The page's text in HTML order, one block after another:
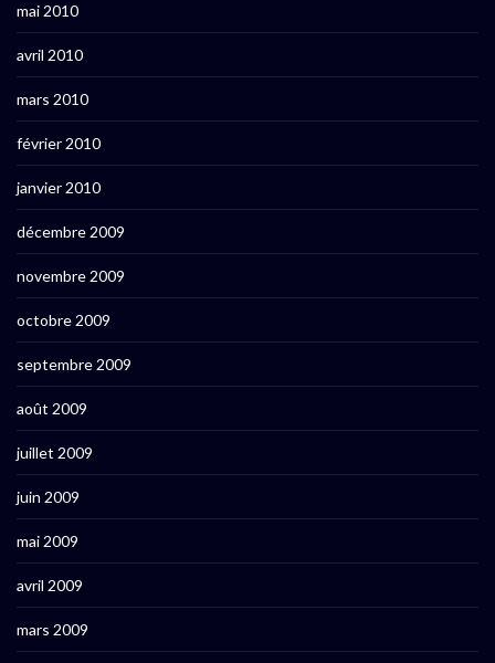
mai 2010
avril 2010
mars 2010
février 2010
janvier 2010
décembre 2009
novembre 2009
octobre 2009
septembre 2009
août 2009
juillet 2009
juin 2009
mai 2009
avril 2009
mars 2009